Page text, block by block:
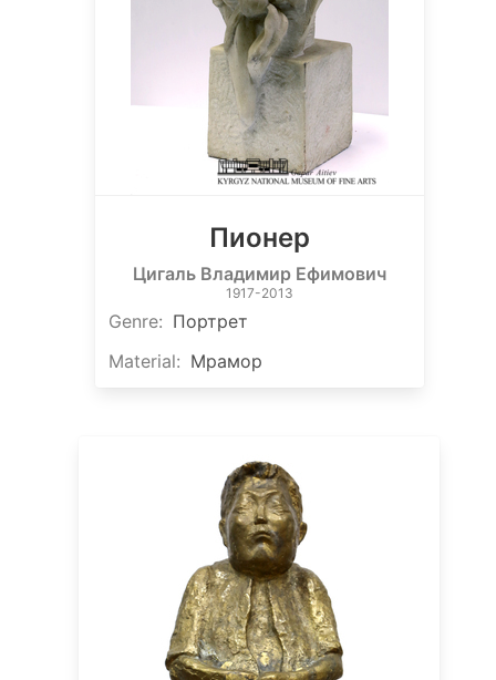
Пионер
Цигаль Владимир Ефимович
1917-2013
Genre: Портрет
Material: Мрамор